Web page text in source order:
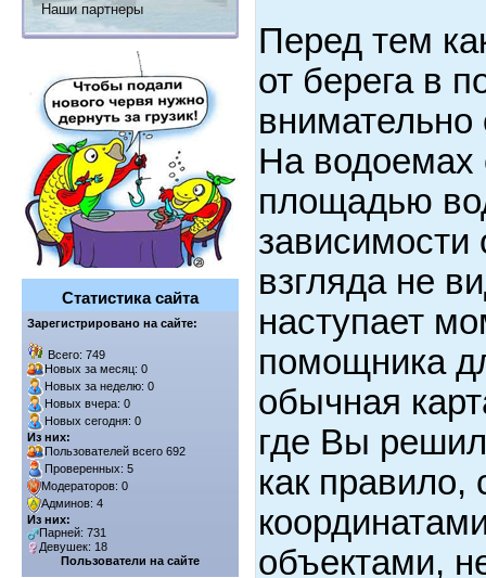
Наши партнеры
Статистика сайта
Зарегистрировано на сайте:
Всего: 749
Новых за месяц: 0
Новых за неделю: 0
Новых вчера: 0
Новых сегодня: 0
Из них:
Пользователей всего 692
Проверенных: 5
Модераторов: 0
Админов: 4
Из них:
Парней: 731
Девушек: 18
Пользователи на сайте
Перед тем
от берега в
На водоемах
площадью
зависимости
взгляда не
наступает
помощника
обычная
где Вы
как правило,
объектами,